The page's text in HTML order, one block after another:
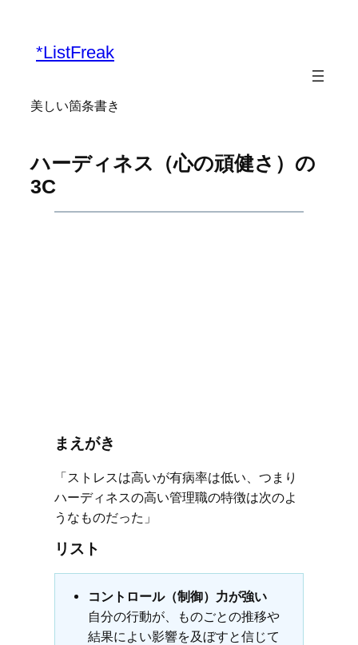
*ListFreak
美しい箇条書き
ハーディネス（心の頑健さ）の
3C
まえがき
「ストレスは高いが有病率は低い、つまり
ハーディネスの高い管理職の特徴は次のよ
うなものだった」
リスト
コントロール（制御）力が強い
自分の行動が、ものごとの推移や
結果によい影響を及ぼすと信じて